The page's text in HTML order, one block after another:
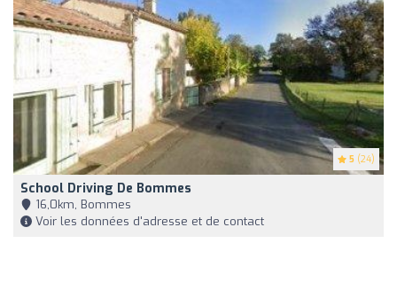
5 (24)
School Driving De Bommes
16,0km, Bommes
Voir les données d'adresse et de contact